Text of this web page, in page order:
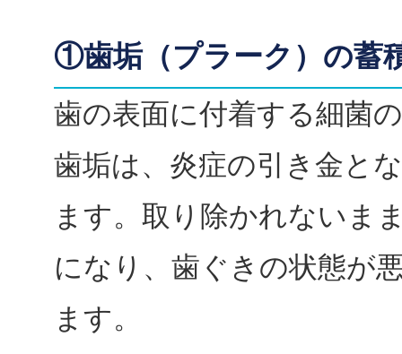
①歯垢（プラーク）の蓄
歯の表面に付着する細菌
歯垢は、炎症の引き金と
ます。取り除かれないま
になり、歯ぐきの状態が
ます。